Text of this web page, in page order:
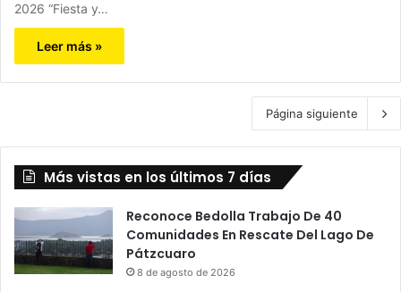
2026 “Fiesta y…
Leer más »
Página siguiente
Más vistas en los últimos 7 días
Reconoce Bedolla Trabajo De 40
Comunidades En Rescate Del Lago De
Pátzcuaro
8 de agosto de 2026